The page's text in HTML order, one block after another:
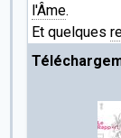
l'Âme.
Et quelques